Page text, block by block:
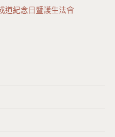
道紀念日暨護生法會